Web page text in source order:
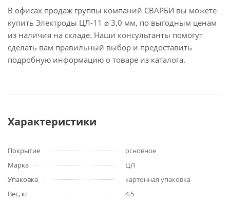
В офисах продаж группы компаний СВАРБИ вы можете
купить Электроды ЦЛ-11 ⌀ 3,0 мм, по выгодным ценам
из наличия на складе. Наши консультанты помогут
сделать вам правильный выбор и предоставить
подробную информацию о товаре из каталога.
Характеристики
Покрытие
основное
Марка
ЦЛ
Упаковка
картонная упаковка
Вес, кг
4.5